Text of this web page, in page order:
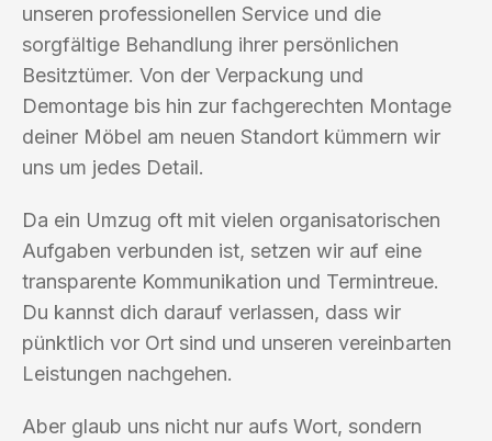
unseren professionellen Service und die
sorgfältige Behandlung ihrer persönlichen
Besitztümer. Von der Verpackung und
Demontage bis hin zur fachgerechten Montage
deiner Möbel am neuen Standort kümmern wir
uns um jedes Detail.
Da ein Umzug oft mit vielen organisatorischen
Aufgaben verbunden ist, setzen wir auf eine
transparente Kommunikation und Termintreue.
Du kannst dich darauf verlassen, dass wir
pünktlich vor Ort sind und unseren vereinbarten
Leistungen nachgehen.
Aber glaub uns nicht nur aufs Wort, sondern